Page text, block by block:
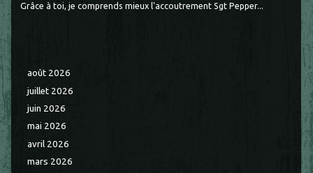
Grâce à toi, je comprends mieux l'accoutrement Sgt Pepper...
août 2026
juillet 2026
juin 2026
mai 2026
avril 2026
mars 2026